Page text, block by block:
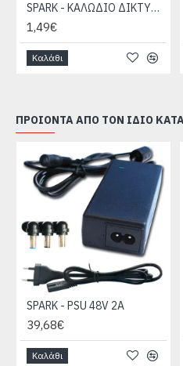
SPARK - ΚΑΛΩΔΙΟ ΔΙΚΤΥΟΥ CAT6E 1m
1,49€
Καλάθι
ΠΡΟΙΌΝΤΑ ΑΠΌ ΤΟΝ ΊΔΙΟ
SPARK - PSU 48V 2A
39,68€
Καλάθι